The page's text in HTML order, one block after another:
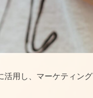
活用し、マーケティング